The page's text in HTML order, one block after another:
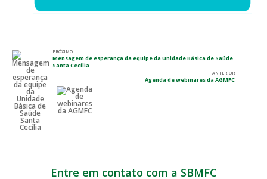
PRÓXIMO
Mensagem de esperança da equipe da Unidade Básica de Saúde
Santa Cecília
ANTERIOR
Agenda de webinares da AGMFC
Entre em contato com a SBMFC